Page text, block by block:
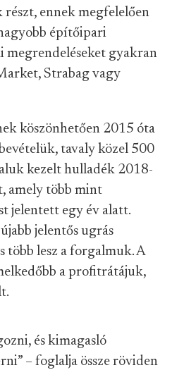
részt, ennek megfelelően
építőipari
megrendeléseket gyakran
Strabag vagy
köszönhetően 2015 óta
tavaly közel 500
kezelt hulladék 2018-
amely több mint
jelentett egy év alatt.
jelentős ugrás
több lesz a forgalmuk. A
a profitrátájuk,
és kimagasló
– foglalja össze röviden